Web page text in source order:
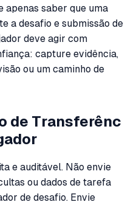
apenas saber que uma
a desafio e submissão de
deve agir com
capture evidência,
ou um caminho de
de Transferênc
e auditável. Não envie
ou dados de tarefa
de desafio. Envie